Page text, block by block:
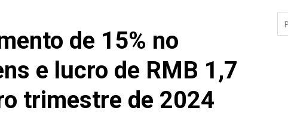
de 15% no
e lucro de RMB 1,7
trimestre de 2024